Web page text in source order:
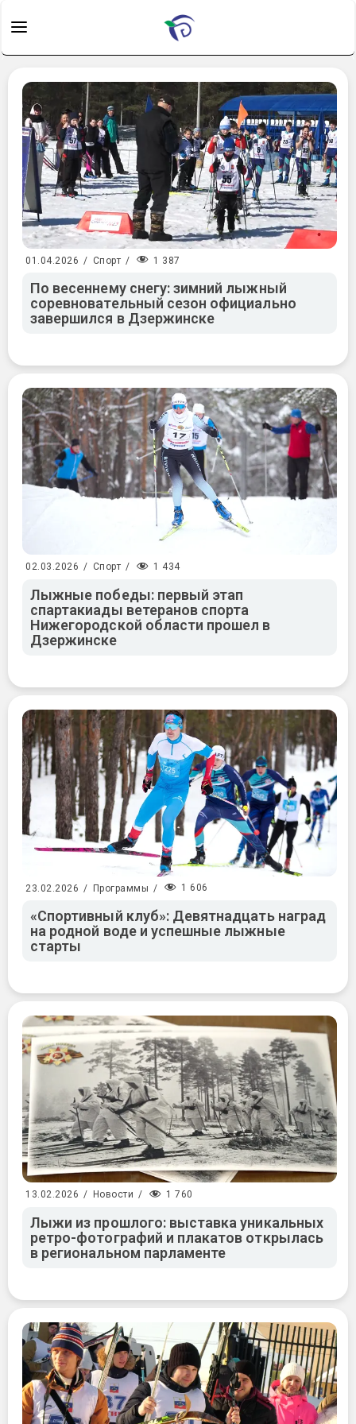
01.04.2026 / Спорт / 1 387
По весеннему снегу: зимний лыжный
соревновательный сезон официально
завершился в Дзержинске
02.03.2026 / Спорт / 1 434
Лыжные победы: первый этап
спартакиады ветеранов спорта
Нижегородской области прошел в
Дзержинске
23.02.2026 / Программы / 1 606
«Спортивный клуб»: Девятнадцать наград
на родной воде и успешные лыжные
старты
13.02.2026 / Новости / 1 760
Лыжи из прошлого: выставка уникальных
ретро-фотографий и плакатов открылась
в региональном парламенте